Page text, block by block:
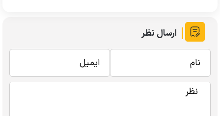
ارسال نظر